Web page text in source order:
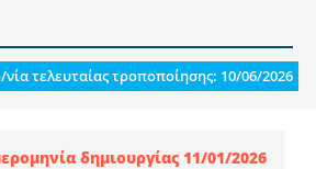
τελευταίας τροποποίησης: 10/06/2026
δημιουργίας 11/01/2026